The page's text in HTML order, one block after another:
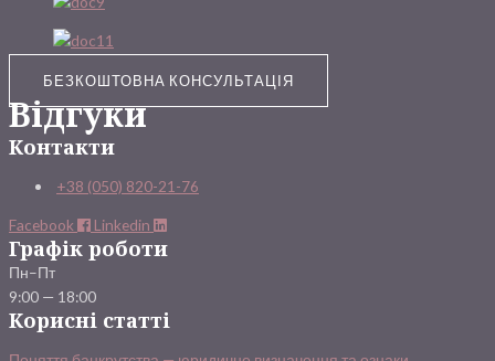
БЕЗКОШТОВНА КОНСУЛЬТАЦІЯ
Відгуки
Контакти
+38 (050) 820-21-76
Facebook Linkedin
Графік роботи
Пн–Пт
9:00 — 18:00
Корисні статті